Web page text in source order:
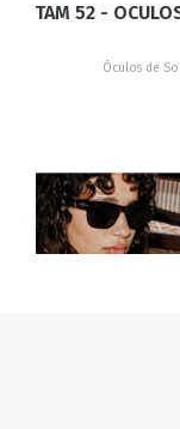
TAM 52 -
Óculos de